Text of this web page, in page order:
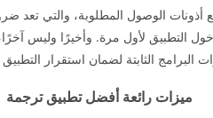
أذونات الوصول المطلوبة، والتي تعد
البرامج الثابتة لضمان استقرار
ميزات رائعة أفضل تطبيق ترجمة